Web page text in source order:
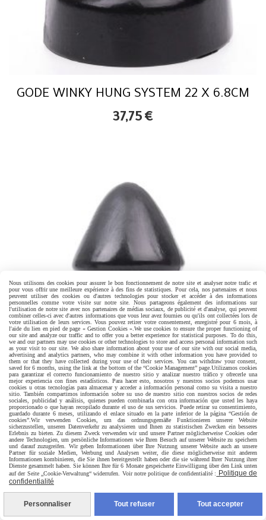
GODE WINKY HUNG SYSTEM 22 X 6.8CM
37,75 €
Nous utilisons des cookies pour assurer le bon fonctionnement de notre site et analyser notre trafic et
pour vous offrir une meilleure expérience à des fins de statistiques. Pour cela, nos partenaires et nous
peuvent utiliser des cookies ou d'autres technologies pour stocker et accéder à des informations
personnelles comme votre visite sur notre site. Nous partageons également des informations sur
l'utilisation de notre site avec nos partenaires de médias sociaux, de publicité et d'analyse, qui peuvent
combiner celles-ci avec d'autres informations que vous leur avez fournies ou qu'ils ont collectées lors de
votre utilisation de leurs services. Vous pouvez retirer votre consentement, enregistré pour 6 mois, à
l'aide du lien en pied de page « Gestion Cookies ». We use cookies to ensure the proper functioning of
our site and analyze our traffic and to offer you a better experience for statistical purposes. To do this,
we and our partners may use cookies or other technologies to store and access personal information such
as your visit to our site. We also share information about your use of our site with our social media,
advertising and analytics partners, who may combine it with other information you have provided to
them or that they have collected during your use of their services. You can withdraw your consent,
saved for 6 months, using the link at the bottom of the “Cookie Management” page. Utilizamos cookies
para garantizar el correcto funcionamiento de nuestro sitio y analizar nuestro tráfico y ofrecerle una
mejor experiencia con fines estadísticos. Para hacer esto, nosotros y nuestros socios podemos usar
cookies u otras tecnologías para almacenar y acceder a información personal como su visita a nuestro
sitio. También compartimos información sobre su uso de nuestro sitio con nuestros socios de redes
sociales, publicidad y análisis, quienes pueden combinarla con otra información que usted les haya
proporcionado o que hayan recopilado durante el uso de sus servicios. Puede retirar su consentimiento,
guardado durante 6 meses, utilizando el enlace situado en la parte inferior de la página “Gestión de
cookies”. Wir verwenden Cookies, um das ordnungsgemäße Funktionieren unserer Website
sicherzustellen, unseren Datenverkehr zu analysieren und Ihnen zu statistischen Zwecken ein besseres
Erlebnis zu bieten. Zu diesem Zweck verwenden wir und unsere Partner möglicherweise Cookies oder
andere Technologien, um persönliche Informationen wie Ihren Besuch auf unserer Website zu speichern
und darauf zuzugreifen. Wir geben Informationen über Ihre Nutzung unserer Website auch an unsere
Partner für soziale Medien, Werbung und Analysen weiter, die diese möglicherweise mit anderen
Informationen kombinieren, die Sie ihnen bereitgestellt haben oder die sie während Ihrer Nutzung ihrer
Dienste gesammelt haben. Sie können Ihre für 6 Monate gespeicherte Einwilligung über den Link unten
auf der Seite „Cookie-Verwaltung“ widerrufen. Voir notre politique de confidentialité :
Politique de
confidentialité
Personnaliser Tout refuser Tout accepter